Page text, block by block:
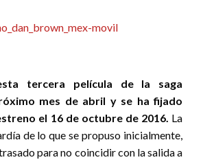
tercera película de la saga
mes de abril y se ha fijado
el 16 de octubre de 2016. La
de lo que se propuso inicialmente,
para no coincidir con la salida a